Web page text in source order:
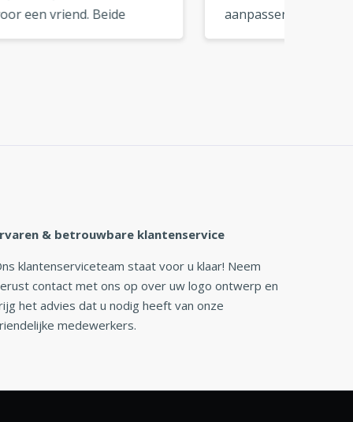
aanpassen tot het logo
helemaal bij je past. Een
& betrouwbare klantenservice
klantenserviceteam staat voor u klaar! Neem
contact met ons op over uw logo ontwerp en
het advies dat u nodig heeft van onze
medewerkers.